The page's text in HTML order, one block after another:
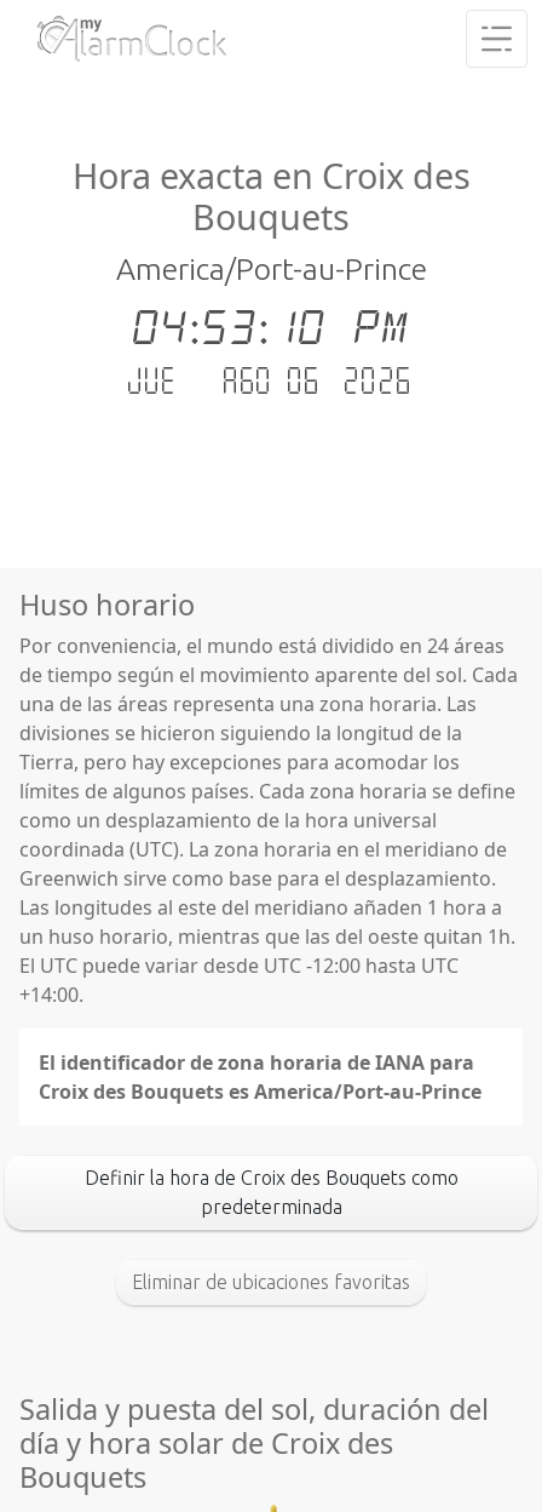
Hora exacta en Croix des
Bouquets
America/Port-au-Prince
04:53:11 PM
jue. - ago 06 .2026
Huso horario
Por conveniencia, el mundo está dividido en 24 áreas
de tiempo según el movimiento aparente del sol. Cada
una de las áreas representa una zona horaria. Las
divisiones se hicieron siguiendo la longitud de la
Tierra, pero hay excepciones para acomodar los
límites de algunos países. Cada zona horaria se define
como un desplazamiento de la hora universal
coordinada (UTC). La zona horaria en el meridiano de
Greenwich sirve como base para el desplazamiento.
Las longitudes al este del meridiano añaden 1 hora a
un huso horario, mientras que las del oeste quitan 1h.
El UTC puede variar desde UTC -12:00 hasta UTC
+14:00.
El identificador de zona horaria de IANA para
Croix des Bouquets es America/Port-au-Prince
Definir la hora de Croix des Bouquets como
predeterminada
Eliminar de ubicaciones favoritas
Salida y puesta del sol, duración del
día y hora solar de Croix des
Bouquets